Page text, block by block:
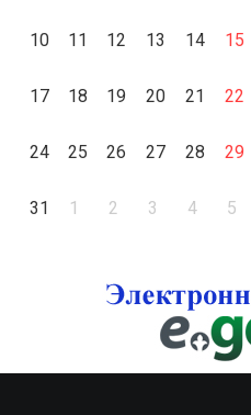
10 11 12 13 14 15
17 18 19 20 21 22
24 25 26 27 28 29
31 1 2 3 4 5